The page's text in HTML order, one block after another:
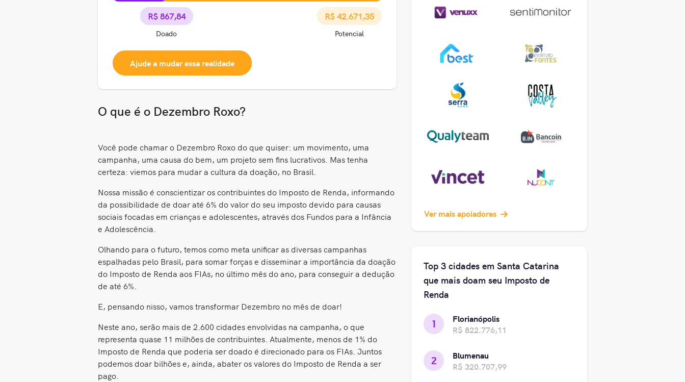
R$ 867,84
Doado
R$ 42.671,35
Potencial
Ajude a mudar essa realidade
O que é o Dezembro Roxo?
Você pode chamar o Dezembro Roxo do que quiser: um movimento, uma
campanha, uma causa do bem, um projeto sem fins lucrativos. Mas tenha
certeza: viemos para mudar a cultura da doação, no Brasil.
Nossa missão é conscientizar os contribuintes do Imposto de Renda, informando
da possibilidade de doar até 6% do valor do seu imposto devido para causas
sociais focadas em crianças e adolescentes, através dos Fundos para a Infância
e Adolescência.
Olhando para o futuro, temos como meta unificar as diversas campanhas
espalhadas pelo Brasil, para somar forças e disseminar a importância da doação
do Imposto de Renda aos FIAs, no último mês do ano, para conseguir a dedução
de até 6%.
E, pensando nisso, vamos transformar Dezembro no mês de doar!
Neste ano, serão mais de 2.600 cidades envolvidas na campanha, o que
representa quase 11 milhões de contribuintes. Atualmente, menos de 1% do
Imposto de Renda que poderia ser doado é direcionado para os FIAs. Juntos
podemos doar bilhões e, ainda, abater os valores do Imposto de Renda a ser
pago.
Ver mais apoiadores
Top 3 cidades em Santa Catarina
que mais doam seu Imposto de
Renda
1
Florianópolis
R$ 822.776,11
2
Blumenau
R$ 320.707,99